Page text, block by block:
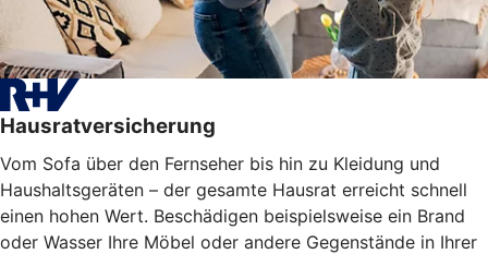
Hausratversicherung
Vom Sofa über den Fernseher bis hin zu Kleidung und
Haushaltsgeräten – der gesamte Hausrat erreicht schnell
einen hohen Wert. Beschädigen beispielsweise ein Brand
oder Wasser Ihre Möbel oder andere Gegenstände in Ihrer